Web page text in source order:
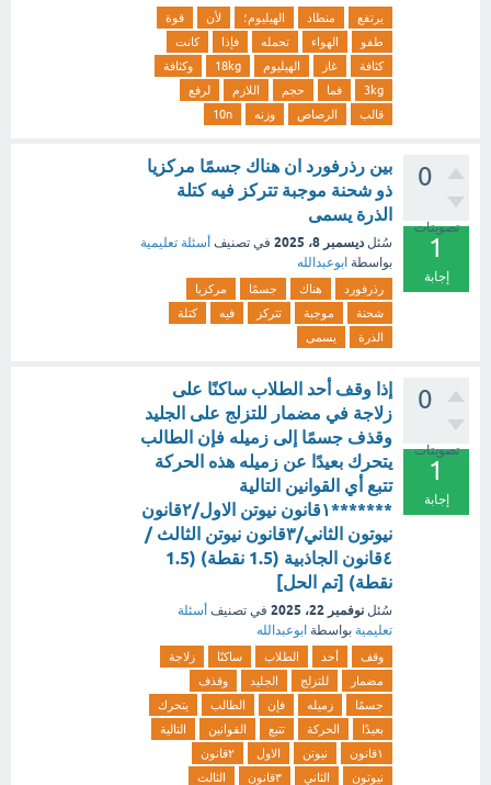
يرتفع منطاد الهيليوم؛ لأن
قوة
طفو
الهواء تحمله فإذا
كانت
كثافة
غاز الهيليوم 18kg
وكثافة
3kg
فما حجم اللازم
لرفع
قالب
الرصاص وزنه 10n
0
تصويتات
1
إجابة
بين رذرفورد ان هناك جسمًا مركزيا
ذو شحنة موجبة تتركز فيه كتلة
الذرة يسمى
سُئل ديسمبر 8، 2025 في تصنيف أسئلة تعليمية
بواسطة ابوعبدالله
رذرفورد هناك جسمًا
مركزيا
شحنة
موجبة تتركز فيه
كتلة
الذرة
يسمى
0
تصويتات
1
إجابة
إذا وقف أحد الطلاب ساكنًا على
زلاجة في مضمار للتزلج على الجليد
وقذف جسمًا إلى زميله فإن الطالب
يتحرك بعيدًا عن زميله هذه الحركة
تتبع أي القوانين التالية
*******١قانون نيوتن الاول/٢قانون
نيوتون الثاني/٣قانون نيوتن الثالث /
٤قانون الجاذبية (1.5 نقطة) (1.5
نقطة) [تم الحل]
سُئل نوفمبر 22، 2025 في تصنيف أسئلة
تعليمية بواسطة ابوعبدالله
وقف أحد الطلاب ساكنًا
زلاجة
مضمار
للتزلج الجليد
وقذف
جسمًا
زميله فإن الطالب
يتحرك
بعيدًا
الحركة تتبع القوانين
التالية
١قانون
نيوتن الاول
٢قانون
نيوتون
الثاني ٣قانون
الثالث